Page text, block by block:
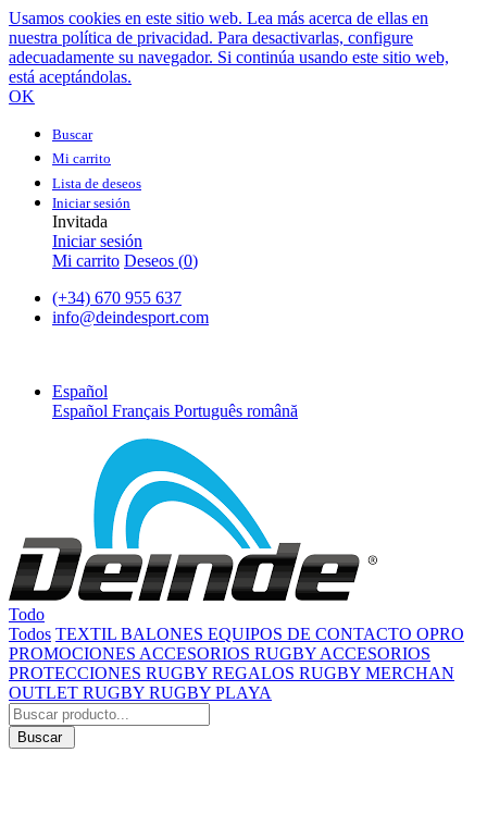
Usamos cookies en este sitio web. Lea más acerca de ellas en
nuestra política de privacidad. Para desactivarlas, configure
adecuadamente su navegador. Si continúa usando este sitio web,
está aceptándolas.
OK
Buscar
Mi carrito
Lista de deseos
Iniciar sesión
Invitada
Iniciar sesión
Mi carrito Deseos (0)
(+34) 670 955 637
info@deindesport.com
Español
Español Français Português română
Todo
Todos TEXTIL BALONES EQUIPOS DE CONTACTO OPRO
PROMOCIONES ACCESORIOS RUGBY ACCESORIOS
PROTECCIONES RUGBY REGALOS RUGBY MERCHAN
OUTLET RUGBY RUGBY PLAYA
Buscar